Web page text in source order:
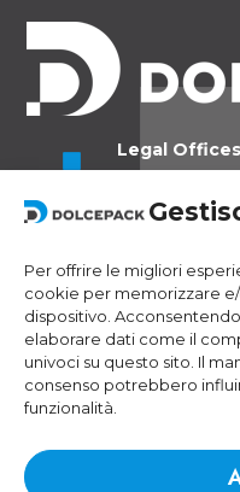
Per offrire le migliori
cookie per memorizzare
dispositivo.
elaborare dati come il
univoci su questo sito. Il
consenso potrebbero
funzionalità.
Legal Offices
6966 Lugano
Operational
Via Sceresa 5
6805
Contacts